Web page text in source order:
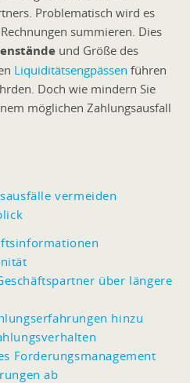
Problematisch wird es
summieren. Dies
und Größe des
Liquiditätsengpässen führen
Doch wie mindern Sie
möglichen Zahlungsausfall
vermeiden
über längere
hinzu
Forderungsmanagement
ab